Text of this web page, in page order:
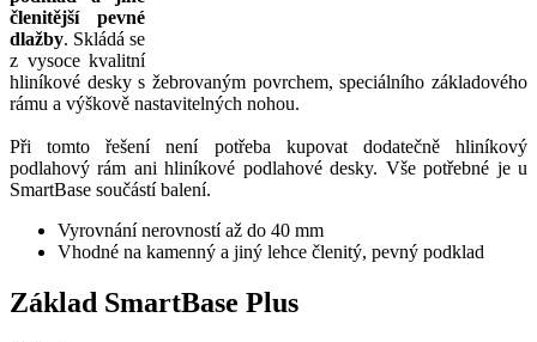
členitější pevné
dlažby. Skládá se
z vysoce kvalitní
hliníkové desky s žebrovaným povrchem, speciálního základového
rámu a výškově nastavitelných nohou.
Při tomto řešení není potřeba kupovat dodatečně hliníkový
podlahový rám ani hliníkové podlahové desky. Vše potřebné je u
SmartBase součástí balení.
Vyrovnání nerovností až do 40 mm
Vhodné na kamenný a jiný lehce členitý, pevný podklad
Základ SmartBase Plus